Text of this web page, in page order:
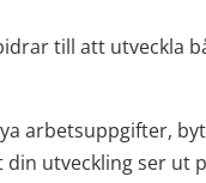
till att utveckla
arbetsuppgifter,
utveckling ser ut